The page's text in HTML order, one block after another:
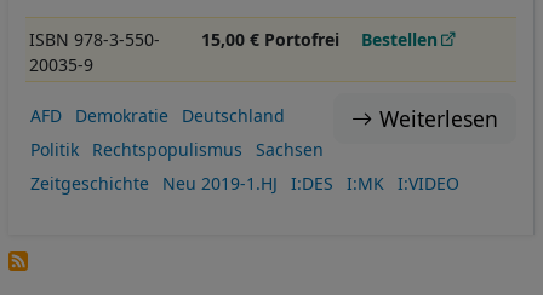
ISBN 978-3-550-
20035-9
15,00 € Portofrei Bestellen
Weiterlesen
AFD Demokratie
Deutschland
Politik
Rechtspopulismus
Sachsen
Zeitgeschichte
Neu 2019-1.HJ I:DES I:MK I:VIDEO